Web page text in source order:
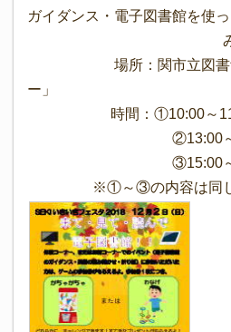
ガイダンス・電子図書館を使
み聞かせ・
場所：関市立図書館
ー」
時間：①10:00～
②13:00～
③15:00～
※①～③の内容は同じ